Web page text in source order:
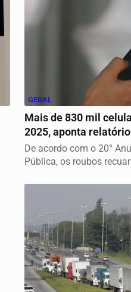
GERAL
Mais de 830 mil
2025, aponta relatório
De acordo com o 20°
Pública, os roubos